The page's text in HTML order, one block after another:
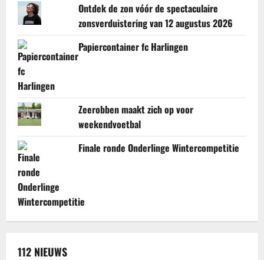
Ontdek de zon vóór de spectaculaire
zonsverduistering van 12 augustus 2026
Papiercontainer fc Harlingen
Zeerobben maakt zich op voor
weekendvoetbal
Finale ronde Onderlinge Wintercompetitie
112 NIEUWS